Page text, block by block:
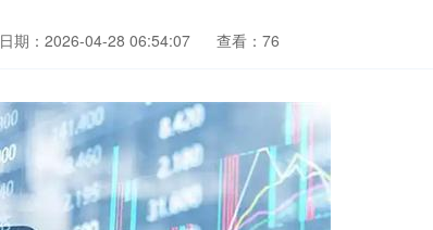
日期：2026-04-28 06:54:07 查看：76